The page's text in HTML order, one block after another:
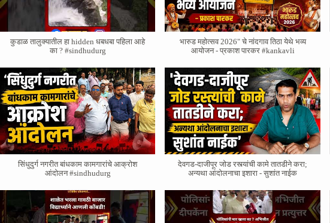
कुडाळ तालुक्यातील हा hidden धबधबा पहिला आहे
का ? #sindhudurg
भारुड महोत्सव 2026" चे नांदगाव तिठा येथे भव्य
आयोजन - प्रकाश पारकर #kankavli
सिंधुदुर्ग नगरीत बांधकाम कामगारांचे आक्रोश
आंदोलन #sindhudurg
देवगड-दाजीपूर जोड रस्त्यांची कामे तातडीने करा;
अन्यथा आंदोलनाचा इशारा - सुशांत नाईक